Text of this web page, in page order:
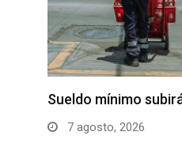
Sueldo mínimo subirá
7 agosto, 2026